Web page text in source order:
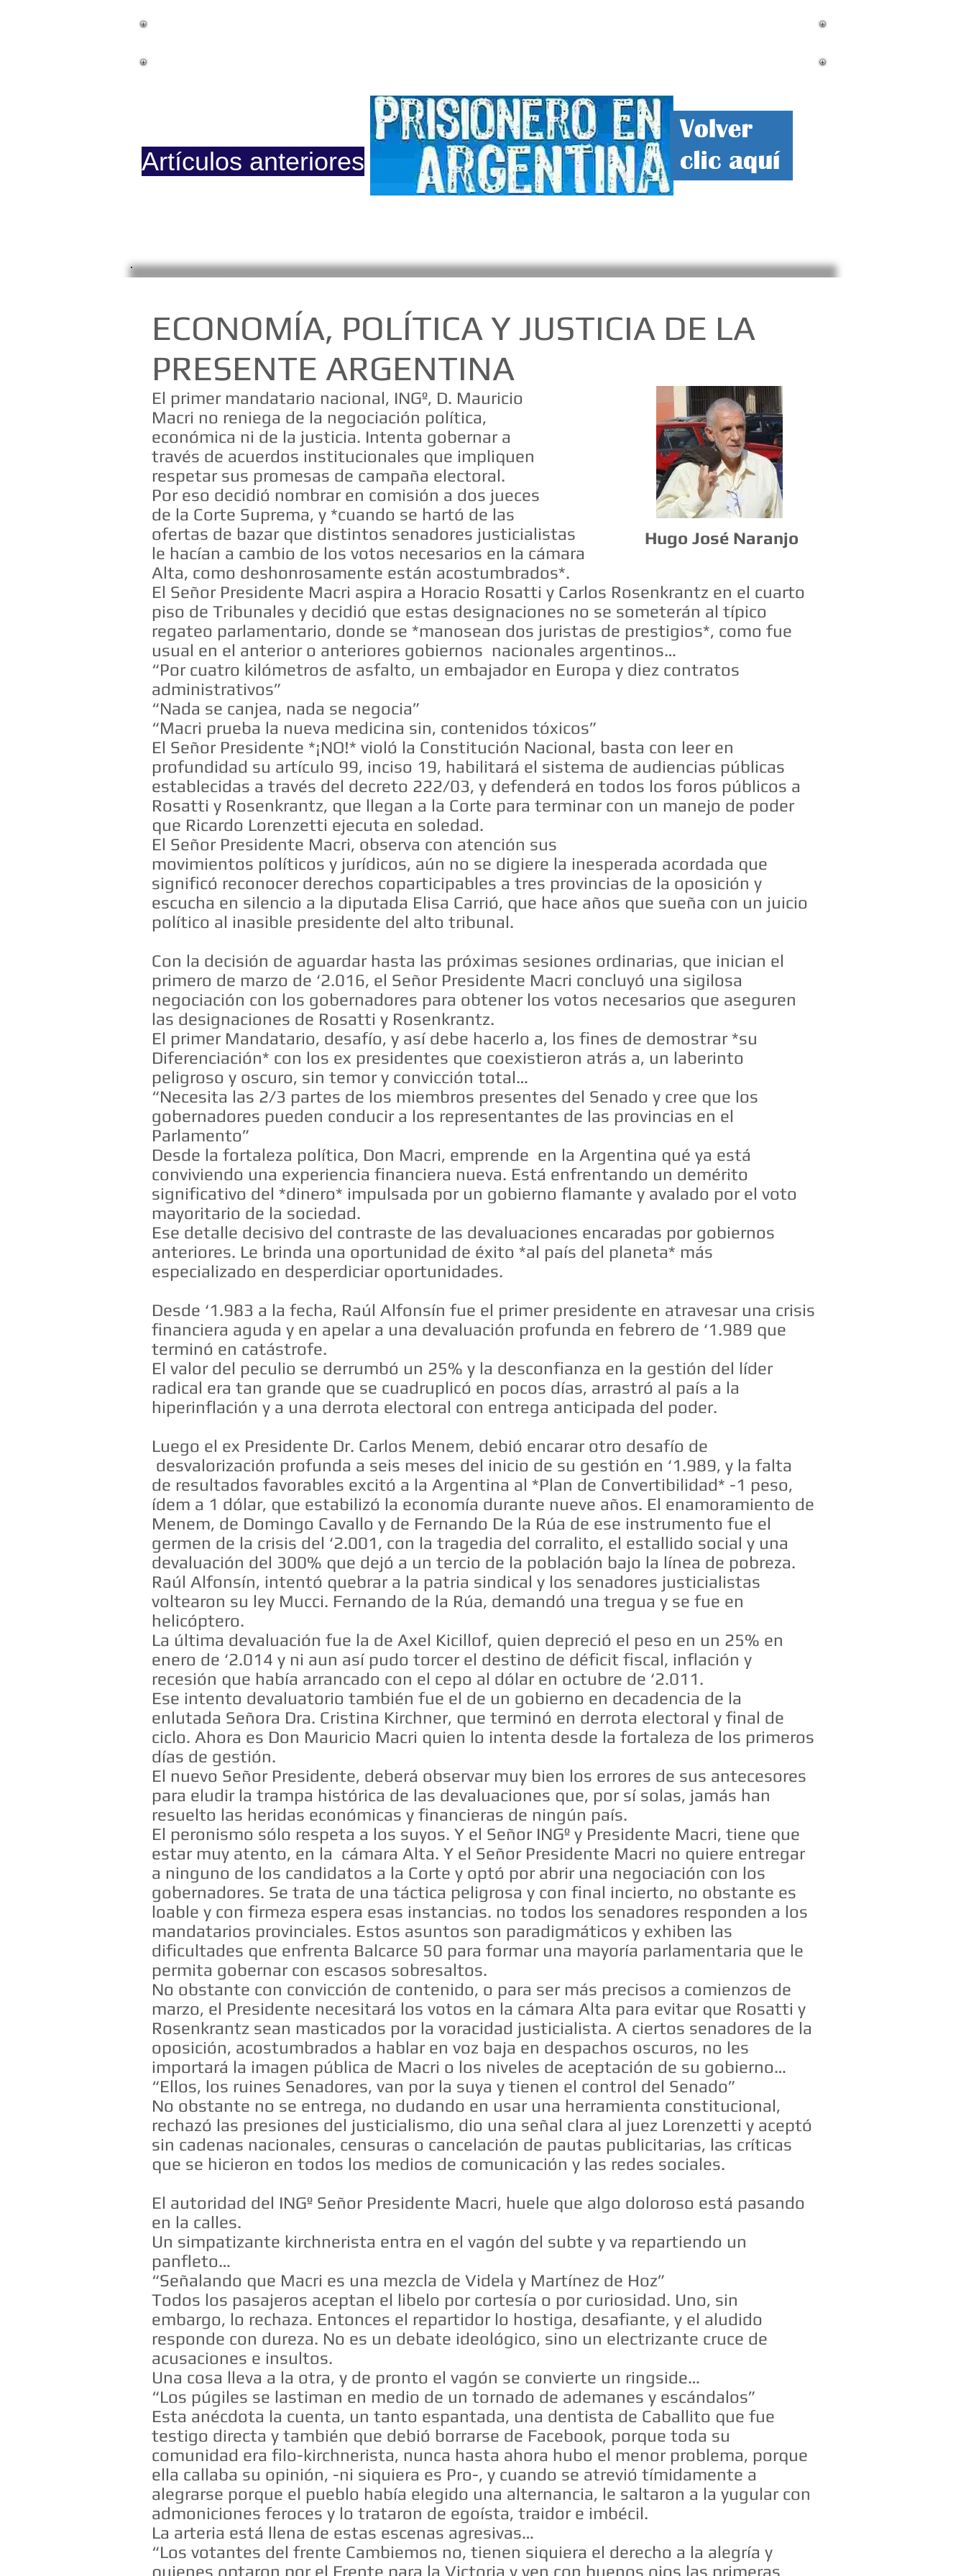
Artículos anteriores
ECONOMÍA, POLÍTICA Y JUSTICIA DE LA
PRESENTE ARGENTINA
El primer mandatario nacional, INGº, D. Mauricio
Macri no reniega de la negociación política,
económica ni de la justicia. Intenta gobernar a
través de acuerdos institucionales que impliquen
respetar sus promesas de campaña electoral.
Por eso decidió nombrar en comisión a dos jueces
de la Corte Suprema, y *cuando se hartó de las
ofertas de bazar que distintos senadores justicialistas
le hacían a cambio de los votos necesarios en la cámara
Alta, como deshonrosamente están acostumbrados*.
El Señor Presidente Macri aspira a Horacio Rosatti y Carlos Rosenkrantz en el cuarto
piso de Tribunales y decidió que estas designaciones no se someterán al típico
regateo parlamentario, donde se *manosean dos juristas de prestigios*, como fue
usual en el anterior o anteriores gobiernos nacionales argentinos…
“Por cuatro kilómetros de asfalto, un embajador en Europa y diez contratos
administrativos”
“Nada se canjea, nada se negocia”
“Macri prueba la nueva medicina sin, contenidos tóxicos”
El Señor Presidente *¡NO!* violó la Constitución Nacional, basta con leer en
profundidad su artículo 99, inciso 19, habilitará el sistema de audiencias públicas
establecidas a través del decreto 222/03, y defenderá en todos los foros públicos a
Rosatti y Rosenkrantz, que llegan a la Corte para terminar con un manejo de poder
que Ricardo Lorenzetti ejecuta en soledad.
El Señor Presidente Macri, observa con atención sus
movimientos políticos y jurídicos, aún no se digiere la inesperada acordada que
significó reconocer derechos coparticipables a tres provincias de la oposición y
escucha en silencio a la diputada Elisa Carrió, que hace años que sueña con un juicio
político al inasible presidente del alto tribunal.
Con la decisión de aguardar hasta las próximas sesiones ordinarias, que inician el
primero de marzo de ‘2.016, el Señor Presidente Macri concluyó una sigilosa
negociación con los gobernadores para obtener los votos necesarios que aseguren
las designaciones de Rosatti y Rosenkrantz.
El primer Mandatario, desafío, y así debe hacerlo a, los fines de demostrar *su
Diferenciación* con los ex presidentes que coexistieron atrás a, un laberinto
peligroso y oscuro, sin temor y convicción total…
“Necesita las 2/3 partes de los miembros presentes del Senado y cree que los
gobernadores pueden conducir a los representantes de las provincias en el
Parlamento”
Desde la fortaleza política, Don Macri, emprende en la Argentina qué ya está
conviviendo una experiencia financiera nueva. Está enfrentando un demérito
significativo del *dinero* impulsada por un gobierno flamante y avalado por el voto
mayoritario de la sociedad.
Ese detalle decisivo del contraste de las devaluaciones encaradas por gobiernos
anteriores. Le brinda una oportunidad de éxito *al país del planeta* más
especializado en desperdiciar oportunidades.
Desde ‘1.983 a la fecha, Raúl Alfonsín fue el primer presidente en atravesar una crisis
financiera aguda y en apelar a una devaluación profunda en febrero de ‘1.989 que
terminó en catástrofe.
El valor del peculio se derrumbó un 25% y la desconfianza en la gestión del líder
radical era tan grande que se cuadruplicó en pocos días, arrastró al país a la
hiperinflación y a una derrota electoral con entrega anticipada del poder.
Luego el ex Presidente Dr. Carlos Menem, debió encarar otro desafío de
desvalorización profunda a seis meses del inicio de su gestión en ‘1.989, y la falta
de resultados favorables excitó a la Argentina al *Plan de Convertibilidad* -1 peso,
ídem a 1 dólar, que estabilizó la economía durante nueve años. El enamoramiento de
Menem, de Domingo Cavallo y de Fernando De la Rúa de ese instrumento fue el
germen de la crisis del ‘2.001, con la tragedia del corralito, el estallido social y una
devaluación del 300% que dejó a un tercio de la población bajo la línea de pobreza.
Raúl Alfonsín, intentó quebrar a la patria sindical y los senadores justicialistas
voltearon su ley Mucci. Fernando de la Rúa, demandó una tregua y se fue en
helicóptero.
La última devaluación fue la de Axel Kicillof, quien depreció el peso en un 25% en
enero de ‘2.014 y ni aun así pudo torcer el destino de déficit fiscal, inflación y
recesión que había arrancado con el cepo al dólar en octubre de ‘2.011.
Ese intento devaluatorio también fue el de un gobierno en decadencia de la
enlutada Señora Dra. Cristina Kirchner, que terminó en derrota electoral y final de
ciclo. Ahora es Don Mauricio Macri quien lo intenta desde la fortaleza de los primeros
días de gestión.
El nuevo Señor Presidente, deberá observar muy bien los errores de sus antecesores
para eludir la trampa histórica de las devaluaciones que, por sí solas, jamás han
resuelto las heridas económicas y financieras de ningún país.
El peronismo sólo respeta a los suyos. Y el Señor INGº y Presidente Macri, tiene que
estar muy atento, en la cámara Alta. Y el Señor Presidente Macri no quiere entregar
a ninguno de los candidatos a la Corte y optó por abrir una negociación con los
gobernadores. Se trata de una táctica peligrosa y con final incierto, no obstante es
loable y con firmeza espera esas instancias. no todos los senadores responden a los
mandatarios provinciales. Estos asuntos son paradigmáticos y exhiben las
dificultades que enfrenta Balcarce 50 para formar una mayoría parlamentaria que le
permita gobernar con escasos sobresaltos.
No obstante con convicción de contenido, o para ser más precisos a comienzos de
marzo, el Presidente necesitará los votos en la cámara Alta para evitar que Rosatti y
Rosenkrantz sean masticados por la voracidad justicialista. A ciertos senadores de la
oposición, acostumbrados a hablar en voz baja en despachos oscuros, no les
importará la imagen pública de Macri o los niveles de aceptación de su gobierno…
“Ellos, los ruines Senadores, van por la suya y tienen el control del Senado”
No obstante no se entrega, no dudando en usar una herramienta constitucional,
rechazó las presiones del justicialismo, dio una señal clara al juez Lorenzetti y aceptó
sin cadenas nacionales, censuras o cancelación de pautas publicitarias, las críticas
que se hicieron en todos los medios de comunicación y las redes sociales.
El autoridad del INGº Señor Presidente Macri, huele que algo doloroso está pasando
en la calles.
Un simpatizante kirchnerista entra en el vagón del subte y va repartiendo un
panfleto…
“Señalando que Macri es una mezcla de Videla y Martínez de Hoz”
Todos los pasajeros aceptan el libelo por cortesía o por curiosidad. Uno, sin
embargo, lo rechaza. Entonces el repartidor lo hostiga, desafiante, y el aludido
responde con dureza. No es un debate ideológico, sino un electrizante cruce de
acusaciones e insultos.
Una cosa lleva a la otra, y de pronto el vagón se convierte un ringside…
“Los púgiles se lastiman en medio de un tornado de ademanes y escándalos”
Esta anécdota la cuenta, un tanto espantada, una dentista de Caballito que fue
testigo directa y también que debió borrarse de Facebook, porque toda su
comunidad era filo-kirchnerista, nunca hasta ahora hubo el menor problema, porque
ella callaba su opinión, -ni siquiera es Pro-, y cuando se atrevió tímidamente a
alegrarse porque el pueblo había elegido una alternancia, le saltaron a la yugular con
admoniciones feroces y lo trataron de egoísta, traidor e imbécil.
La arteria está llena de estas escenas agresivas…
“Los votantes del frente Cambiemos no, tienen siquiera el derecho a la alegría y
quienes optaron por el Frente para la Victoria y ven con buenos ojos las primeras
Hugo José Naranjo